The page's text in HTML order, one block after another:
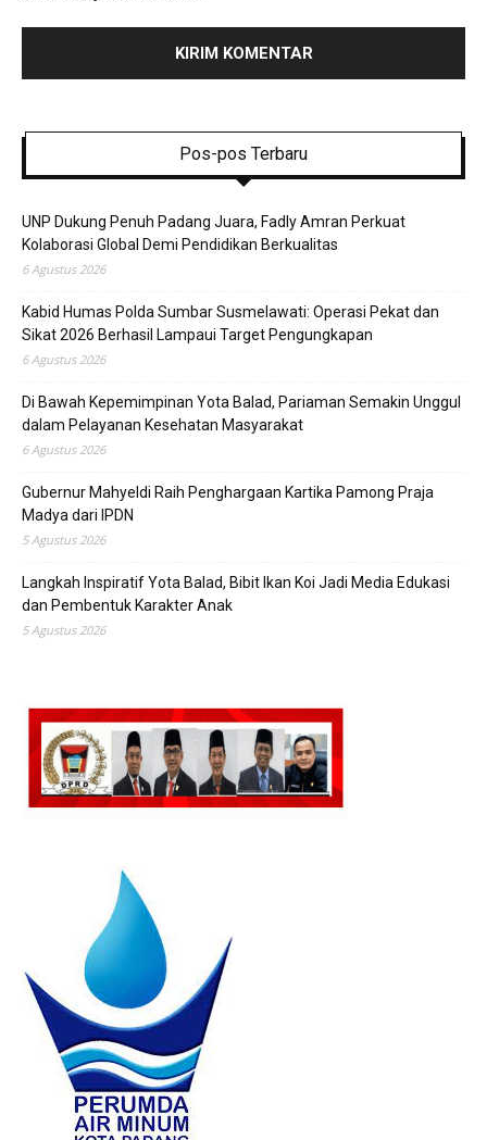
Pos-pos Terbaru
UNP Dukung Penuh Padang Juara, Fadly Amran Perkuat
Kolaborasi Global Demi Pendidikan Berkualitas
6 Agustus 2026
Kabid Humas Polda Sumbar Susmelawati: Operasi Pekat dan
Sikat 2026 Berhasil Lampaui Target Pengungkapan
6 Agustus 2026
Di Bawah Kepemimpinan Yota Balad, Pariaman Semakin Unggul
dalam Pelayanan Kesehatan Masyarakat
6 Agustus 2026
Gubernur Mahyeldi Raih Penghargaan Kartika Pamong Praja
Madya dari IPDN
5 Agustus 2026
Langkah Inspiratif Yota Balad, Bibit Ikan Koi Jadi Media Edukasi
dan Pembentuk Karakter Anak
5 Agustus 2026